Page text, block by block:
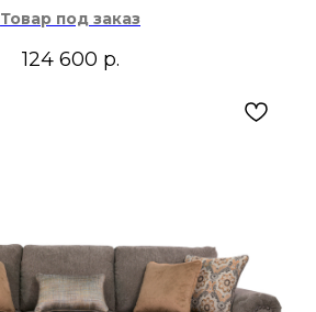
Товар под заказ
124 600 р.